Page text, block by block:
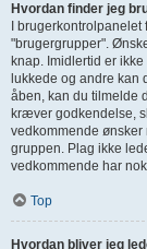
Hvordan finder jeg
I
"brugergrupper".
knap. Imidlertid er
lukkede og andre kan
åben, kan du tilmelde
kræver godkendelse,
vedkommende ønsker
gruppen. Plag ikke
vedkommende har
Top
Hvordan bliver jeg